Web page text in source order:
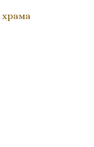
храма